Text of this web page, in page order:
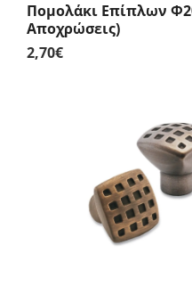
Πομολάκι Επίπλων
Αποχρώσεις)
2,70€